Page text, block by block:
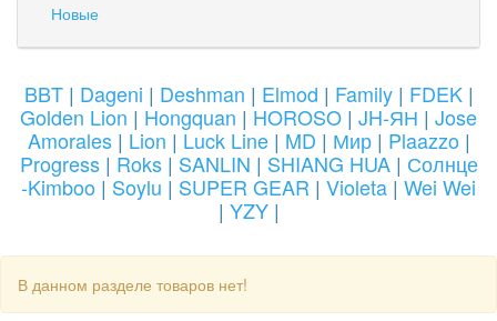
Новые
BBT| Dageni | Deshman | Elmod | Family| FDEK|
Golden Lion | Hongquan |HOROSO | JH-ЯН | Jose
Amorales| Lion | Luck Line | MD | Мир| Plaazzo |
Progress| Roks|SANLIN | SHIANG HUA| Солнце
-Kimboo |Soylu | SUPER GEAR | Violeta |Wei Wei
| YZY|
В данном разделе товаров нет!